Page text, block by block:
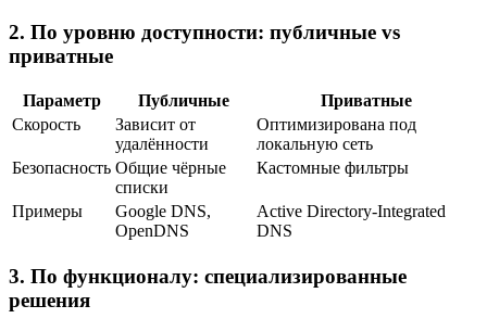
2. По уровню доступности: публичные vs
приватные
Параметр Публичные
Приватные
Скорость
Зависит от
удалённости
Оптимизирована под
локальную сеть
Безопасность Общие чёрные
списки
Кастомные фильтры
Примеры
Google DNS,
OpenDNS
Active Directory-Integrated
DNS
3. По функционалу: специализированные
решения